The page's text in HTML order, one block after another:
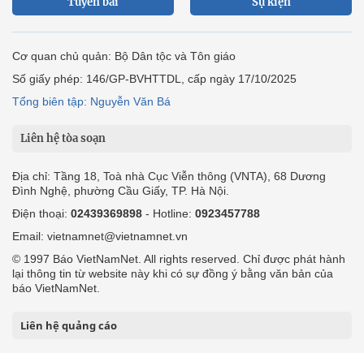
Cơ quan chủ quản: Bộ Dân tộc và Tôn giáo
Số giấy phép: 146/GP-BVHTTDL, cấp ngày 17/10/2025
Tổng biên tập: Nguyễn Văn Bá
Liên hệ tòa soạn
Địa chỉ: Tầng 18, Toà nhà Cục Viễn thông (VNTA), 68 Dương
Đình Nghệ, phường Cầu Giấy, TP. Hà Nội.
Điện thoại: 02439369898 - Hotline: 0923457788
Email: vietnamnet@vietnamnet.vn
© 1997 Báo VietNamNet. All rights reserved. Chỉ được phát hành
lại thông tin từ website này khi có sự đồng ý bằng văn bản của
báo VietNamNet.
Liên hệ quảng cáo